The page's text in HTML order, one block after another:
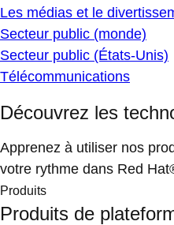
Les médias et le
Secteur public (monde)
Secteur public (États-Unis)
Télécommunications
Découvrez les
Apprenez à utiliser nos
votre rythme dans Red
Produits
Produits de